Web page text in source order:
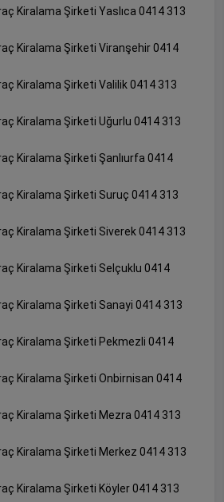
Kiralama Şirketi Yaslıca 0414 313
Kiralama Şirketi Viranşehir 0414
Kiralama Şirketi Valilik 0414 313
Kiralama Şirketi Uğurlu 0414 313
Kiralama Şirketi Şanlıurfa 0414
Kiralama Şirketi Suruç 0414 313
Kiralama Şirketi Siverek 0414 313
Kiralama Şirketi Selçuklu 0414
Kiralama Şirketi Sanayi 0414 313
Kiralama Şirketi Pekmezli 0414
Kiralama Şirketi Onbirnisan 0414
Kiralama Şirketi Mezra 0414 313
Kiralama Şirketi Merkez 0414 313
Kiralama Şirketi Köyler 0414 313